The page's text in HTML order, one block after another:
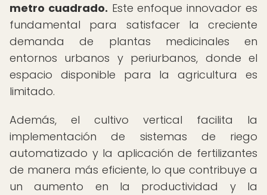
metro cuadrado. Este enfoque innovador es
fundamental para satisfacer la creciente
demanda de plantas medicinales en
entornos urbanos y periurbanos, donde el
espacio disponible para la agricultura es
limitado.
Además, el cultivo vertical facilita la
implementación de sistemas de riego
automatizado y la aplicación de fertilizantes
de manera más eficiente, lo que contribuye a
un aumento en la productividad y la